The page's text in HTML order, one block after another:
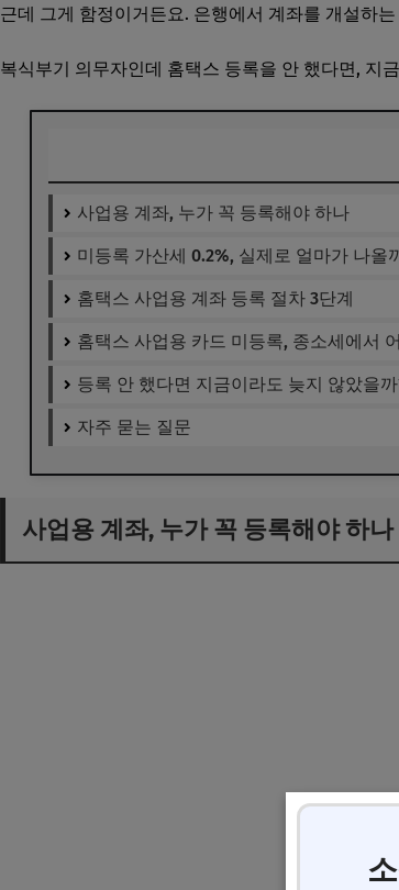
근데 그게 함정이거든요. 은행에서 계좌를 개설하
복식부기 의무자인데 홈택스 등록을 안 했다면, 지
사업용 계좌, 누가 꼭 등록해야 하나
미등록 가산세 0.2%, 실제로 얼마가 나올
홈택스 사업용 계좌 등록 절차 3단계
홈택스 사업용 카드 미등록, 종소세에서
등록 안 했다면 지금이라도 늦지 않았을
자주 묻는 질문
사업용 계좌, 누가 꼭 등록해야 하나